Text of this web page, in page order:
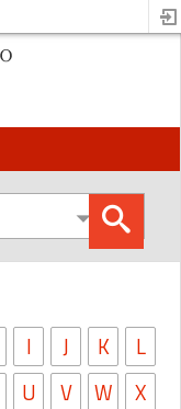
I J K
L
U V W
X